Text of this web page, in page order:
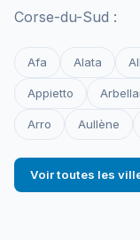
Corse-du-Sud :
Afa Alata
Appietto
Arro Aullène
Voir toutes les